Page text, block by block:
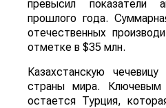
превысил показатели
прошлого года.
отечественных
отметке в $35 млн.
Казахстанскую
страны мира. Ключевым
остается Турция,